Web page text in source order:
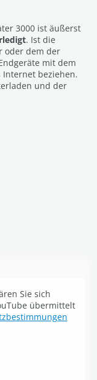
3000 ist äußerst
. Ist die
oder dem der
mit dem
Internet beziehen.
und der
Sie sich
übermittelt